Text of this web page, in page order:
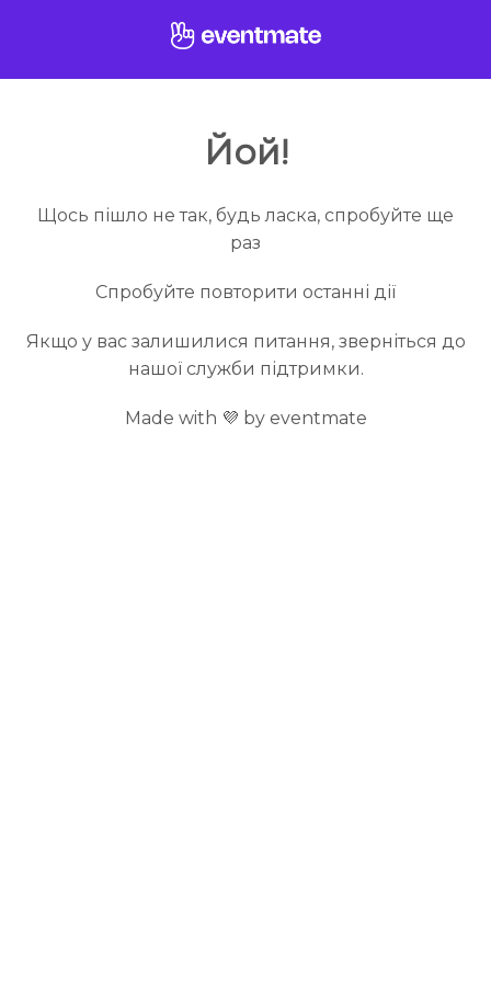
Йой!
Щось пішло не так, будь ласка, спробуйте ще
раз
Спробуйте повторити останні дії
Якщо у вас залишилися питання, зверніться до
нашої служби підтримки.
Made with 💜 by eventmate